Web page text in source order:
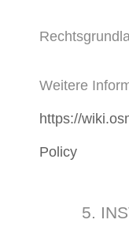
Weitere
https://
Policy
5.